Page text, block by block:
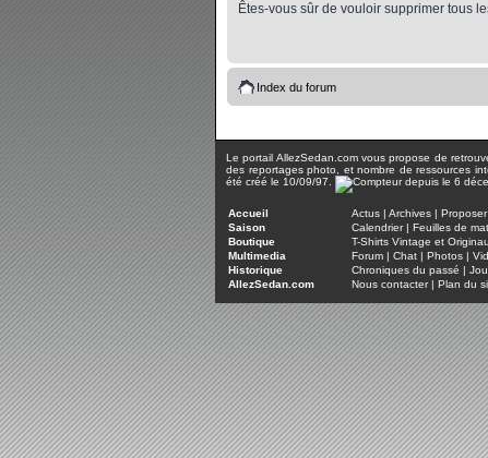
Êtes-vous sûr de vouloir supprimer tous
Index du forum
Le portail AllezSedan.com vous propose de
des reportages photo, et nombre de ressources
été créé le 10/09/97.
Accueil Actus | Archives |
Saison
Calendrier| Feuilles de
Boutique
T-Shirts Vintage et
Multimedia
Forum | Chat | Photos |
Historique
Chroniques du passé |
AllezSedan.com
Nous contacter| Plan du